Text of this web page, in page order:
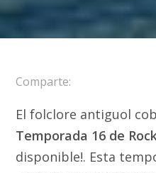
Comparte:
El folclore antiguol
Temporada 16 de
disponible!. Esta